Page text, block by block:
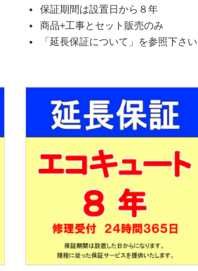
保証期間は設置日から８年
商品+工事とセット販売のみ
「延長保証について」を参照下さい